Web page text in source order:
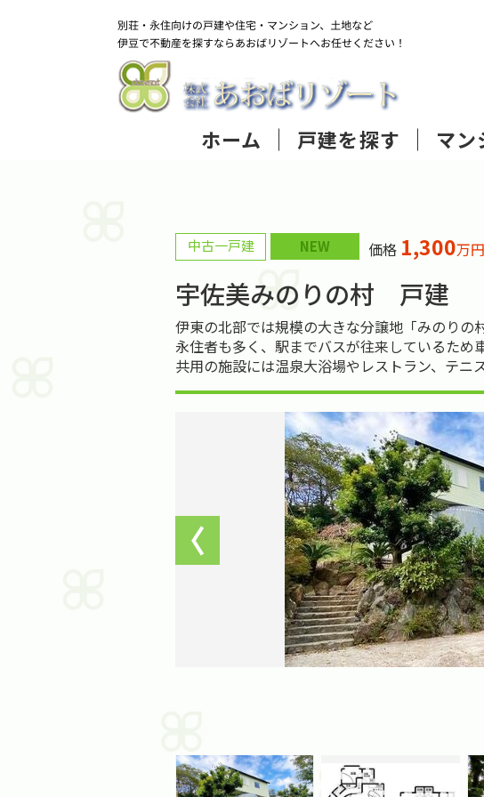
ホーム 戸建を探す マン
中古一戸建 NEW 価格 1,300万円
宇佐美みのりの村 戸建
伊東の北部では規模の大きな分譲地「みのりの
永住者も多く、駅までバスが往来しているため
共用の施設には温泉大浴場やレストラン、テニ